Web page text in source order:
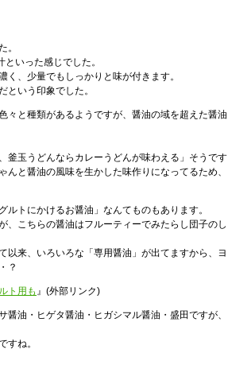
。
いった感じでした。
、少量でもしっかりと味が付きます。
という印象でした。
々と種類があるようですが、醤油の域を超えた醤油
釜玉うどんならカレーうどんが味わえる」そうです
と醤油の風味を生かした味作りになってるため、
トにかけるお醤油」なんてものもあります。
、こちらの醤油はフルーティーでみたらし団子のし
以来、いろいろな「専用醤油」が出てますから、ヨ
？
ト用も 』(外部リンク)
醤油・ヒゲタ醤油・ヒガシマル醤油・盛田ですが、
すね。